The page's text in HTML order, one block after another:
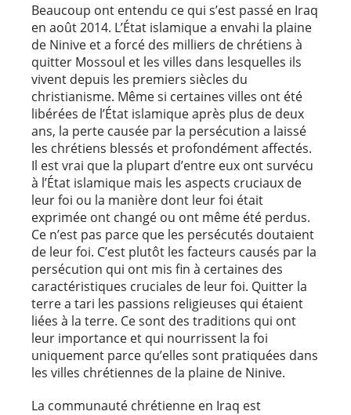
Beaucoup ont entendu ce qui s’est passé en Iraq
en août 2014. L’État islamique a envahi la plaine
de Ninive et a forcé des milliers de chrétiens à
quitter Mossoul et les villes dans lesquelles ils
vivent depuis les premiers siècles du
christianisme. Même si certaines villes ont été
libérées de l’État islamique après plus de deux
ans, la perte causée par la persécution a laissé
les chrétiens blessés et profondément affectés.
Il est vrai que la plupart d’entre eux ont survécu
à l’État islamique mais les aspects cruciaux de
leur foi ou la manière dont leur foi était
exprimée ont changé ou ont même été perdus.
Ce n’est pas parce que les persécutés doutaient
de leur foi. C’est plutôt les facteurs causés par la
persécution qui ont mis fin à certaines des
caractéristiques cruciales de leur foi. Quitter la
terre a tari les passions religieuses qui étaient
liées à la terre. Ce sont des traditions qui ont
leur importance et qui nourrissent la foi
uniquement parce qu’elles sont pratiquées dans
les villes chrétiennes de la plaine de Ninive.
La communauté chrétienne en Iraq est